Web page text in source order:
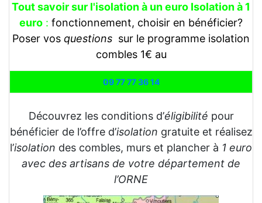
Tout savoir sur l'isolation à un euro Isolation à 1
euro : fonctionnement, choisir en bénéficier?
Poser vos questions sur le programme isolation
combles 1€ au
09 77 77 36 14
Découvrez les conditions d’éligibilité pour
bénéficier de l’offre d’isolation gratuite et réalisez
l’isolation des combles, murs et plancher à 1 euro
avec des artisans de votre département de
l’ORNE